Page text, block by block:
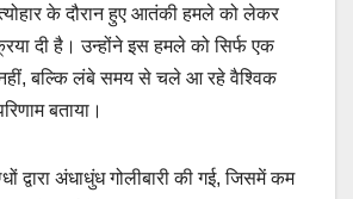
के दौरान हुए आतंकी हमले को लेकर
दी है। उन्होंने इस हमले को सिर्फ एक
बल्कि लंबे समय से चले आ रहे वैश्विक
बताया।
द्वारा अंधाधुंध गोलीबारी की गई, जिसमें कम